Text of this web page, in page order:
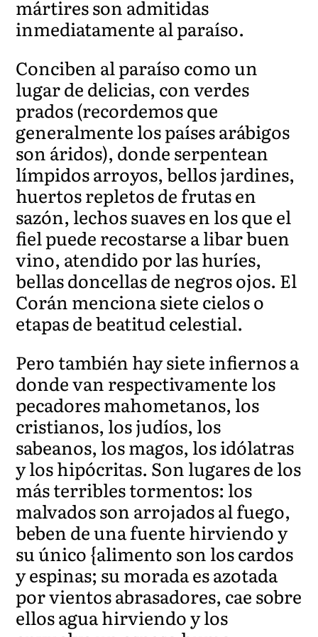
mártires son admitidas
inmediatamente al paraíso.
Conciben al paraíso como un
lugar de delicias, con verdes
prados (recordemos que
generalmente los países arábigos
son áridos), donde serpentean
límpidos arroyos, bellos jardines,
huertos repletos de frutas en
sazón, lechos suaves en los que el
fiel puede recostarse a libar buen
vino, atendido por las huríes,
bellas doncellas de negros ojos. El
Corán menciona siete cielos o
etapas de beatitud celestial.
Pero también hay siete infiernos a
donde van respectivamente los
pecadores mahometanos, los
cristianos, los judíos, los
sabeanos, los magos, los idólatras
y los hipócritas. Son lugares de los
más terribles tormentos: los
malvados son arrojados al fuego,
beben de una fuente hirviendo y
su único {alimento son los cardos
y espinas; su morada es azotada
por vientos abrasadores, cae sobre
ellos agua hirviendo y los